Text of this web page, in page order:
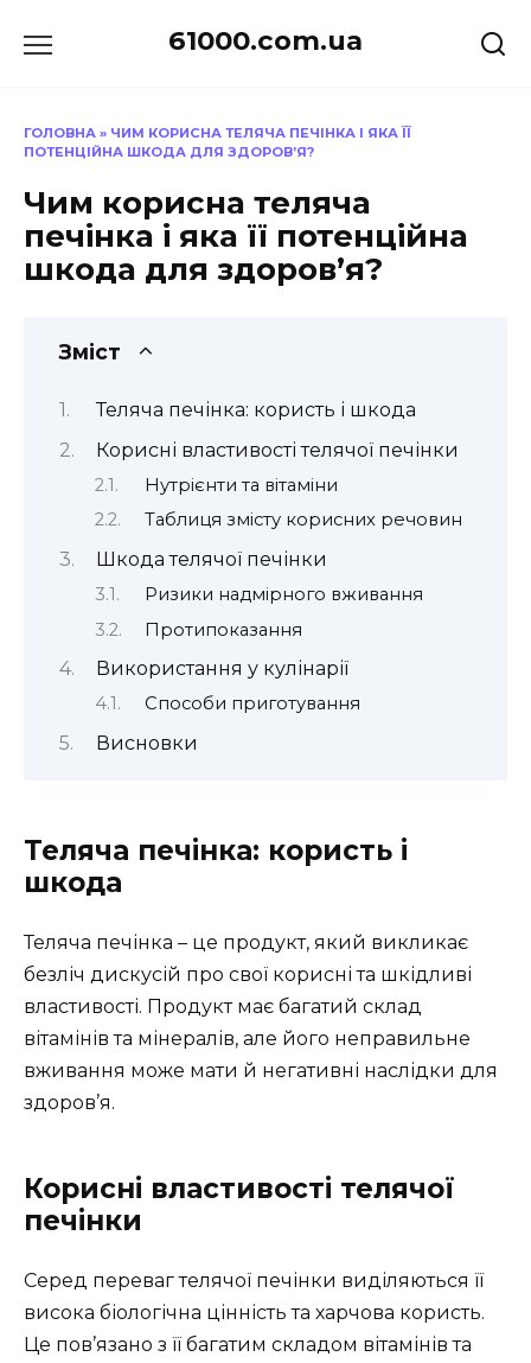
до
61000.com.ua
ГОЛОВНА » ЧИМ КОРИСНА ТЕЛЯЧА ПЕЧІНКА І ЯКА ЇЇ
ПОТЕНЦІЙНА ШКОДА ДЛЯ ЗДОРОВ’Я?
Чим корисна теляча
печінка і яка її потенційна
шкода для здоров’я?
Зміст
Теляча печінка: користь і шкода
Корисні властивості телячої печінки
Нутрієнти та вітаміни
Таблиця змісту корисних речовин
Шкода телячої печінки
Ризики надмірного вживання
Протипоказання
Використання у кулінарії
Способи приготування
Висновки
Теляча печінка: користь і
шкода
Теляча печінка – це продукт, який викликає
безліч дискусій про свої корисні та шкідливі
властивості. Продукт має багатий склад
вітамінів та мінералів, але його неправильне
вживання може мати й негативні наслідки для
здоров’я.
Корисні властивості телячої
печінки
Серед переваг телячої печінки виділяються її
висока біологічна цінність та харчова користь.
Це пов’язано з її багатим складом вітамінів та